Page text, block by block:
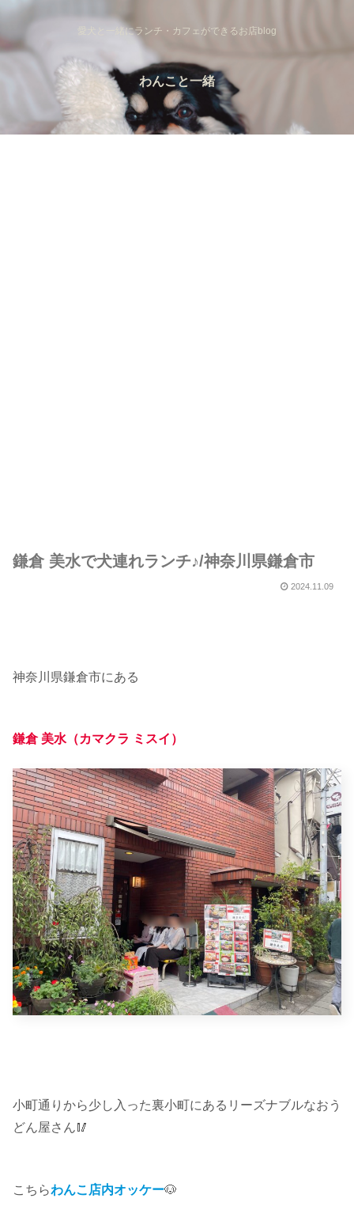
愛犬と一緒にランチ・カフェができるお店blog
わんこと一緒
鎌倉 美水で犬連れランチ♪/神奈川県鎌倉市
2024.11.09
神奈川県鎌倉市にある
鎌倉 美水（カマクラ ミスイ）
小町通りから少し入った裏小町にあるリーズナブルなおう
どん屋さん🥢
こちらわんこ店内オッケー🐶